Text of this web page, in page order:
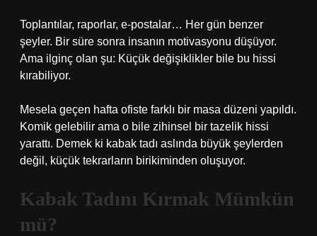
Toplantılar, raporlar, e-postalar… Her gün benzer
şeyler. Bir süre sonra insanın motivasyonu düşüyor.
Ama ilginç olan şu: Küçük değişiklikler bile bu hissi
kırabiliyor.
Mesela geçen hafta ofiste farklı bir masa düzeni yapıldı.
Komik gelebilir ama o bile zihinsel bir tazelik hissi
yarattı. Demek ki kabak tadı aslında büyük şeylerden
değil, küçük tekrarların birikiminden oluşuyor.
Kabak Tadını Kırmak Mümkün
mü?